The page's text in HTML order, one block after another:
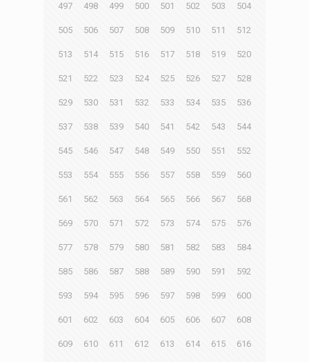
497 498 499 500 501 502 503 504
505 506 507 508 509 510 511 512
513 514 515 516 517 518 519 520
521 522 523 524 525 526 527 528
529 530 531 532 533 534 535 536
537 538 539 540 541 542 543 544
545 546 547 548 549 550 551 552
553 554 555 556 557 558 559 560
561 562 563 564 565 566 567 568
569 570 571 572 573 574 575 576
577 578 579 580 581 582 583 584
585 586 587 588 589 590 591 592
593 594 595 596 597 598 599 600
601 602 603 604 605 606 607 608
609 610 611 612 613 614 615 616